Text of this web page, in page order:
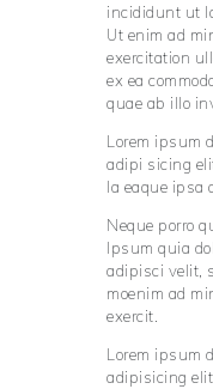
incididunt ut
Ut enim ad
exercitation
ex ea
quae ab illo
Lorem ipsum
adipi sicing
la eaque ipsa
Neque porro
Ipsum quia
adipisci velit,
moenim ad
exercit.
Lorem ipsum
adipisicing